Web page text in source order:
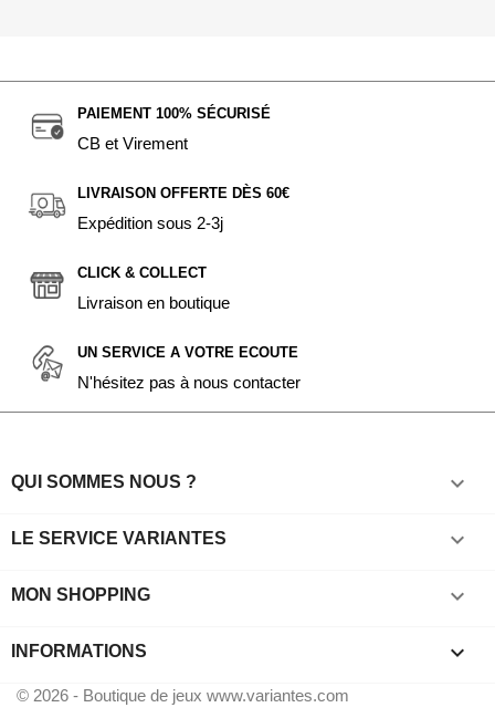
PAIEMENT 100% SÉCURISÉ
CB et Virement
LIVRAISON OFFERTE DÈS 60€
Expédition sous 2-3j
CLICK & COLLECT
Livraison en boutique
UN SERVICE A VOTRE ECOUTE
N'hésitez pas à nous contacter
QUI SOMMES NOUS ? 
LE SERVICE VARIANTES 
MON SHOPPING 
INFORMATIONS keyboard_arrow_down
© 2026 - Boutique de jeux www.variantes.com